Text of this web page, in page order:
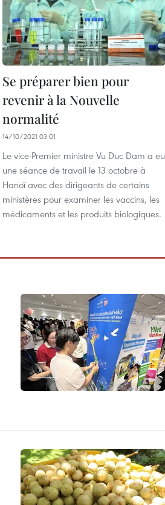
Se préparer bien pour
revenir à la Nouvelle
normalité
14/10/2021 03:01
Le vice-Premier ministre Vu Duc Dam a eu
une séance de travail le 13 octobre à
Hanoï avec des dirigeants de certains
ministères pour examiner les vaccins, les
médicaments et les produits biologiques.